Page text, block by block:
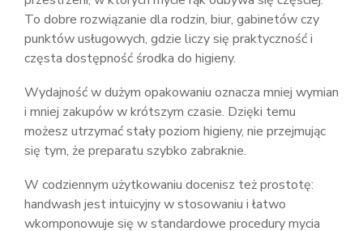
To dobre rozwiązanie dla rodzin, biur, gabinetów czy
punktów usługowych, gdzie liczy się praktyczność i
częsta dostępność środka do higieny.
Wydajność w dużym opakowaniu oznacza mniej wymian
i mniej zakupów w krótszym czasie. Dzięki temu
możesz utrzymać stały poziom higieny, nie przejmując
się tym, że preparatu szybko zabraknie.
W codziennym użytkowaniu docenisz też prostotę:
handwash jest intuicyjny w stosowaniu i łatwo
wkomponowuje się w standardowe procedury mycia